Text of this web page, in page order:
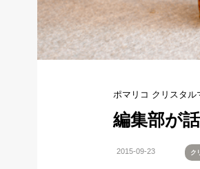
ポマリコ クリスタル
編集部が
2015-09-23 ク